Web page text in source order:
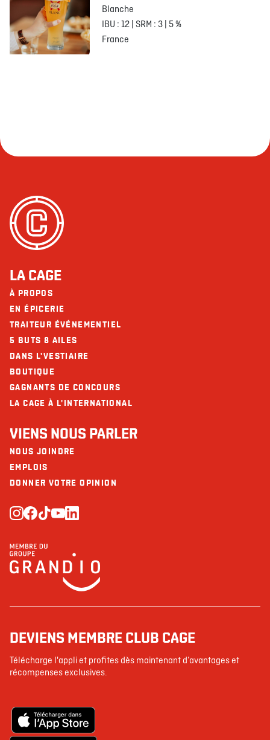
Blanche
IBU : 12 | SRM : 3 | 5 %
France
LA CAGE
À PROPOS
EN ÉPICERIE
TRAITEUR ÉVÉNEMENTIEL
5 BUTS 8 AILES
DANS L'VESTIAIRE
BOUTIQUE
GAGNANTS DE CONCOURS
LA CAGE À L'INTERNATIONAL
VIENS NOUS PARLER
NOUS JOINDRE
EMPLOIS
DONNER VOTRE OPINION
DEVIENS MEMBRE CLUB CAGE
Télécharge l'appli et profites dès maintenant d’avantages et
récompenses exclusives.